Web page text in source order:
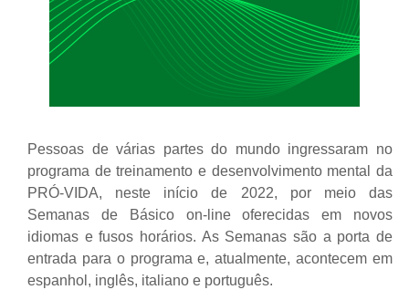
Pessoas de várias partes do mundo ingressaram no
programa de treinamento e desenvolvimento mental da
PRÓ-VIDA, neste início de 2022, por meio das
Semanas de Básico on-line oferecidas em novos
idiomas e fusos horários. As Semanas são a porta de
entrada para o programa e, atualmente, acontecem em
espanhol, inglês, italiano e português.